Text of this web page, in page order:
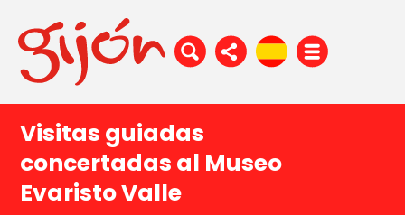
Visitas guiadas
concertadas al Museo
Evaristo Valle